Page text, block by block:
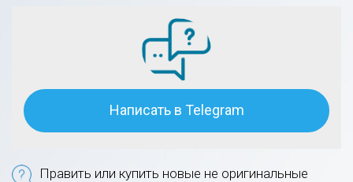
Написать в Telegram
Править или купить новые не оригинальные